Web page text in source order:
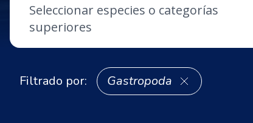
Seleccionar especies o categorías
superiores
Filtrado por: Gastropoda